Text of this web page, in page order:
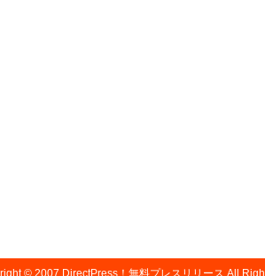
© 2007 DirectPress！無料プレスリリース All